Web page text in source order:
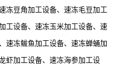
冻豆角加工设备、速冻毛豆加工
工设备、速冻玉米加工设备、速
速冻鲅鱼加工设备、速冻蝉蛹加
虾加工设备、速冻海参加工设